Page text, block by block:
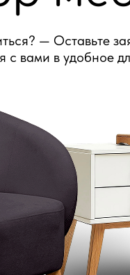
— Оставьте
с вами в удобное